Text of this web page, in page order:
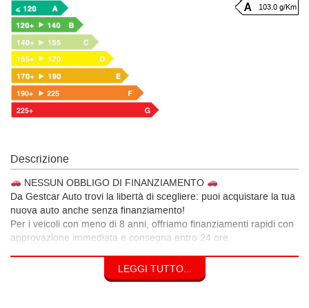
103.0 g/Km
Descrizione
NESSUN OBBLIGO DI FINANZIAMENTO
Da Gestcar Auto trovi la libertà di scegliere: puoi acquistare la tua
nuova auto anche senza finanziamento!
Per i veicoli con meno di 8 anni, offriamo finanziamenti rapidi con
approvazione immediata e consegna entro 24 ore.
12 mesi di garanzia su tutte le auto con meno di 10 anni
LEGGI TUTTO...